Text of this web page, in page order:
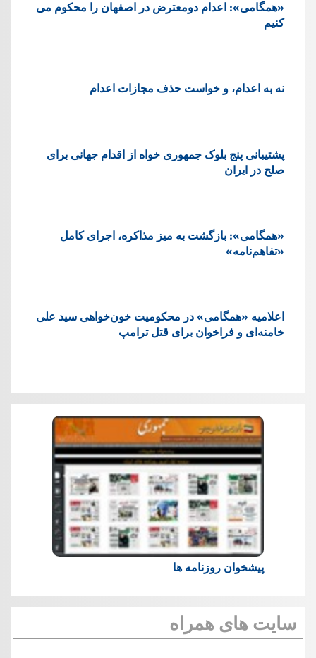
«همگامی»: اعدام دومعترض در اصفهان را محکوم می
کنیم
نه به اعدام، و خواست حذف مجازات اعدام
پشتيبانی پنج بلوک جمهوری خواه از اقدام جهانی برای
صلح در ایران
«همگامی»: بازگشت به میز مذاکره، اجرای کامل
«تفاهم‌نامه»
اعلامیه «همگامی» در محکومیت خون‌خواهی سید علی
خامنه‌ای و فراخوان برای قتل ترامپ
پیشخوان روزنامه ها
سایت های همراه